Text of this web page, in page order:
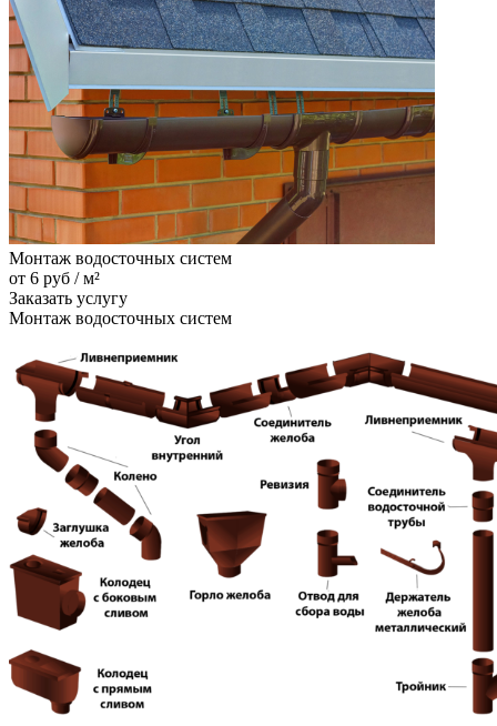
Монтаж водосточных систем
от 6 руб / м²
Заказать услугу
Монтаж водосточных систем